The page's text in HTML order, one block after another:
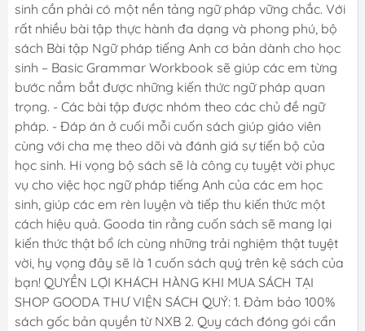
sinh cần phải có một nền tảng ngữ pháp vững chắc. Với
rất nhiều bài tập thực hành đa dạng và phong phú, bộ
sách Bài tập Ngữ pháp tiếng Anh cơ bản dành cho học
sinh – Basic Grammar Workbook sẽ giúp các em từng
bước nắm bắt được những kiến thức ngữ pháp quan
trọng. - Các bài tập được nhóm theo các chủ đề ngữ
pháp. - Đáp án ở cuối mỗi cuốn sách giúp giáo viên
cùng với cha mẹ theo dõi và đánh giá sự tiến bộ của
học sinh. Hi vọng bộ sách sẽ là công cụ tuyệt vời phục
vụ cho việc học ngữ pháp tiếng Anh của các em học
sinh, giúp các em rèn luyện và tiếp thu kiến thức một
cách hiệu quả. Gooda tin rằng cuốn sách sẽ mang lại
kiến thức thật bổ ích cùng những trải nghiệm thật tuyệt
vời, hy vọng đây sẽ là 1 cuốn sách quý trên kệ sách của
bạn! QUYỀN LỢI KHÁCH HÀNG KHI MUA SÁCH TẠI
SHOP GOODA THƯ VIỆN SÁCH QUÝ: 1. Đảm bảo 100%
sách gốc bản quyền từ NXB 2. Quy cách đóng gói cẩn